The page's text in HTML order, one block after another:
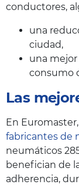
conductores,
una
ciudad,
una mejor
consumo
Las
En
fabricantes de
neumáticos
benefician de
adherencia,